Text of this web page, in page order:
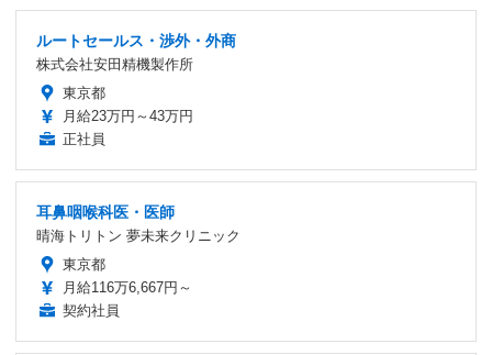
ルートセールス・渉外・外商
株式会社安田精機製作所
東京都
月給23万円～43万円
正社員
耳鼻咽喉科医・医師
晴海トリトン 夢未来クリニック
東京都
月給116万6,667円～
契約社員